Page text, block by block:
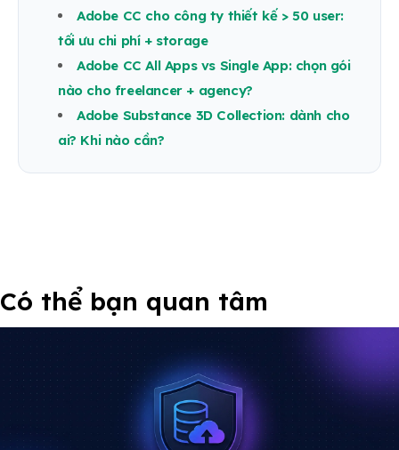
Adobe CC cho công ty thiết kế > 50 user:
tối ưu chi phí + storage
Adobe CC All Apps vs Single App: chọn gói
nào cho freelancer + agency?
Adobe Substance 3D Collection: dành cho
ai? Khi nào cần?
Có thể bạn quan tâm